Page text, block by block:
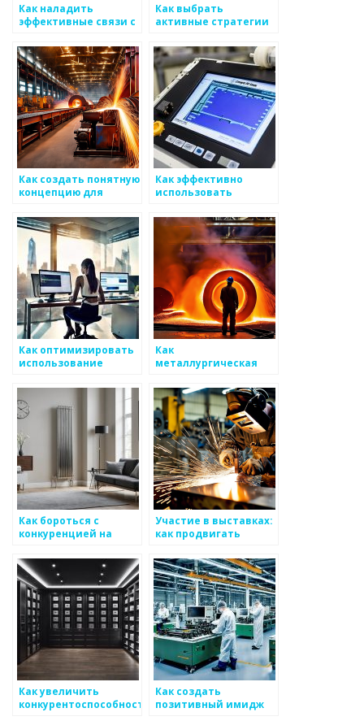
Как наладить
эффективные связи с
общественностью на
рынке
металоизделий
Как выбрать
активные стратегии
продукции на рынке
металоизделий
Как создать понятную
концепцию для
сторон на рынке
металоизделий
Как эффективно
использовать
для развития
бизнеса в сфере
металоизделий
Как оптимизировать
использование
рынке
председательских
металоизделий
Как
металлургическая
иметь хорошую
репутацию
Как бороться с
конкуренцией на
металоизделий
Участие в выставках:
как продвигать
конкурентном рынке
Как увеличить
конкурентоспособность
Как создать
позитивный имидж